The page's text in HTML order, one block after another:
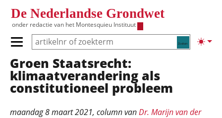
De Nederlandse Grondwet
onder redactie van het Montesquieu Instituut
Zoeken
Primair menu tonen/verbergen
Hoofdnavigatie
Groen Staatsrecht:
klimaatverandering als
constitutioneel probleem
maandag 8 maart 2021, column vanDr. Marijn van der